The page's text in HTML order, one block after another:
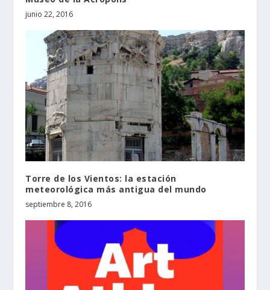
junio 22, 2016
Torre de los Vientos: la estación
meteorológica más antigua del mundo
septiembre 8, 2016